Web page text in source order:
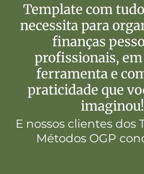
Template com
necessita para
finanças
profissionais,
ferramenta e
praticidade que
imaginou!
E nossos clientes dos
Métodos OGP